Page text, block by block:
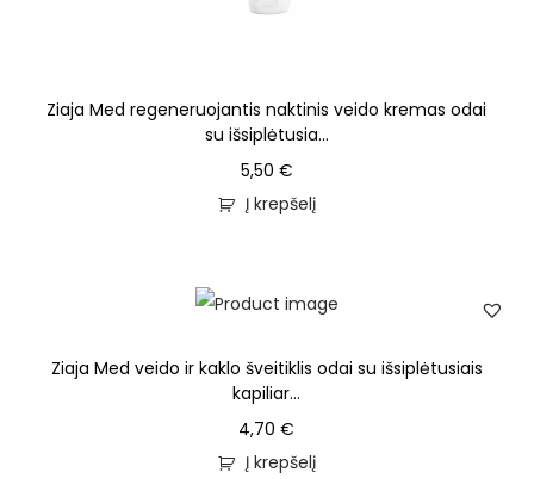
Ziaja Med regeneruojantis naktinis veido kremas odai
su išsiplėtusia...
5,50 €
Į krepšelį
Ziaja Med veido ir kaklo šveitiklis odai su išsiplėtusiais
kapiliar...
4,70€
Į krepšelį